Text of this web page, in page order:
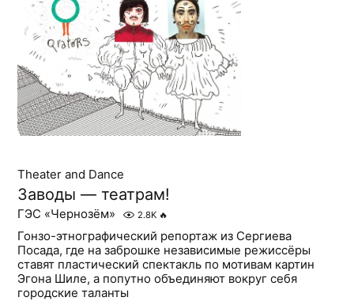
Theater and Dance
Заводы — театрам!
ГЭС «Чернозём» 2.8K 🔥
Гонзо-этнографический репортаж из Сергиева
Посада, где на заброшке независимые режиссёры
ставят пластический спектакль по мотивам картин
Эгона Шиле, а попутно объединяют вокруг себя
городские таланты